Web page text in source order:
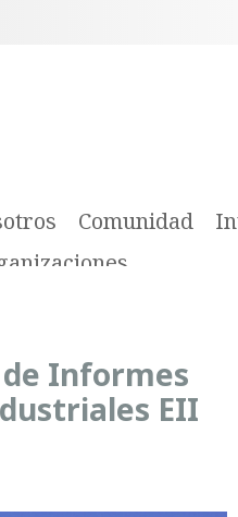
Comunidad
Informes
EII